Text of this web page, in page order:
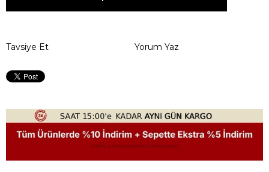
Tavsiye Et Yorum Yaz